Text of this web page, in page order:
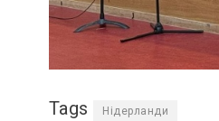
Tags Нідерланди